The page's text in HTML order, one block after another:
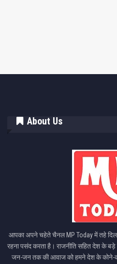
About Us
आपका अपने चहेते चैनल MP Today में तहे
रहना पसंद करता है। राजनीति सहित देश के बड़े
जन-जन तक की आवाज को हमने देश के कोने-